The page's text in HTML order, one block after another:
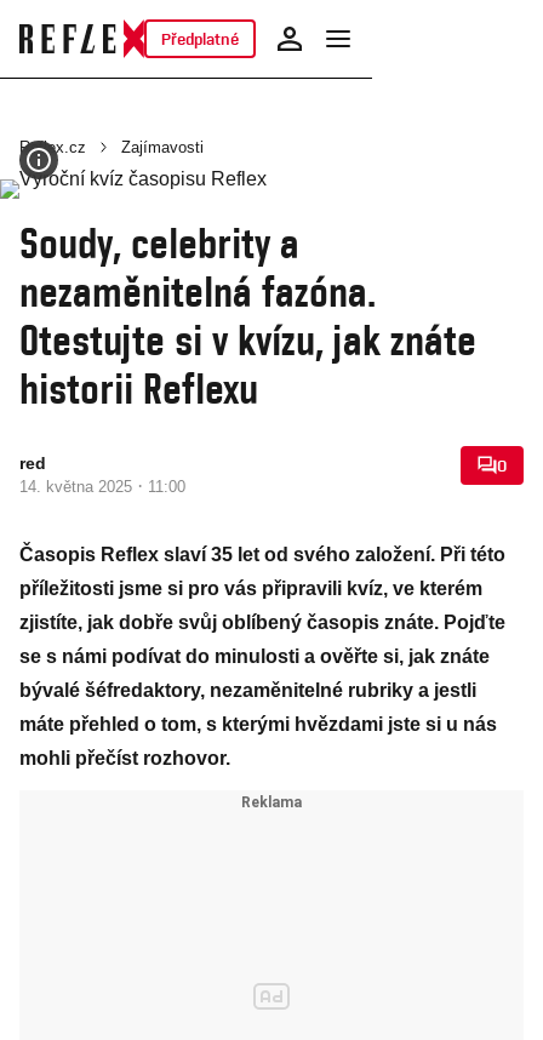
Předplatné
Reflex.cz Zajímavosti
Soudy, celebrity a
nezaměnitelná fazóna.
Otestujte si v kvízu, jak znáte
historii Reflexu
red
14. května 2025 · 11:00
0
Časopis Reflex slaví 35 let od svého založení. Při této
příležitosti jsme si pro vás připravili kvíz, ve kterém
zjistíte, jak dobře svůj oblíbený časopis znáte. Pojďte
se s námi podívat do minulosti a ověřte si, jak znáte
bývalé šéfredaktory, nezaměnitelné rubriky a jestli
máte přehled o tom, s kterými hvězdami jste si u nás
mohli přečíst rozhovor.